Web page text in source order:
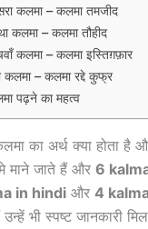
कलमा – कलमा तमजीद
कलमा – कलमा तौहीद
कलमा – कलमा इस्तिग़फ़ार
कलमा – कलमा रद्दे कुफ्र
पढ़ने का महत्व
का अर्थ क्या होता है
माने जाते हैं और 6
in hindi और 4
भी स्पष्ट जानकारी